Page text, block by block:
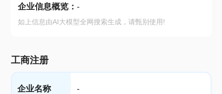
企业信息概览： -
如上信息由AI大模型全网搜索生成，请甄别使用!
工商注册
企业名称 -